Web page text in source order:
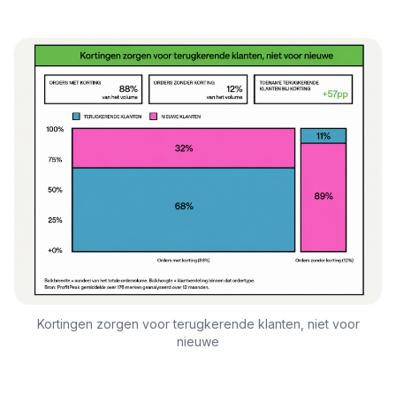
Kortingen zorgen voor terugkerende klanten, niet voor
nieuwe